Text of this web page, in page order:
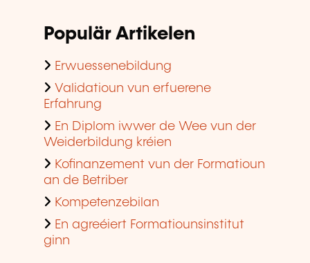
Populär Artikelen
Erwuessenebildung
Validatioun vun erfuerene
Erfahrung
En Diplom iwwer de Wee vun der
Weiderbildung kréien
Kofinanzement vun der Formatioun
an de Betriber
Kompetenzebilan
En agreéiert Formatiounsinstitut
ginn